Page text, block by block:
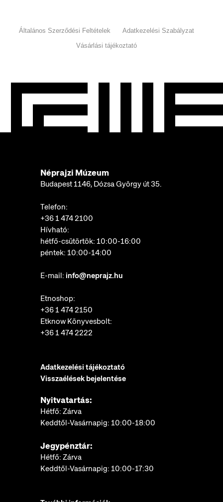
Általános Szerződési Feltételek
Adatkezelési Szabályzat
Vásárlási tájékoztató
Néprajzi Múzeum
Budapest 1146, Dózsa György út 35.
Telefon:
+36 1 474 2100
Hívható:
hétfő-csütörtök: 10:00-16:00
péntek: 10:00-14:00
E-mail: info@neprajz.hu
Etnoshop:
+36 1 474 2150
Etknow Könyvesbolt:
+36 1 474 2222
Adatkezelési tájékoztató
Visszaélések bejelentése
Nyitvatartás:
Hétfő: Zárva
Keddtől-Vasárnapig: 10:00-18:00
Jegypénztár:
Hétfő: Zárva
Keddtől-Vasárnapig: 10:00-17:30